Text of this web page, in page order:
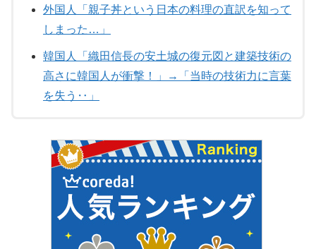
外国人「親子丼という日本の料理の直訳を知って
しまった…」
韓国人「織田信長の安土城の復元図と建築技術の
高さに韓国人が衝撃！」→「当時の技術力に言葉
を失う‥」